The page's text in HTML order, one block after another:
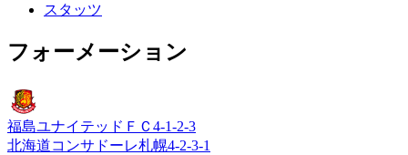
スタッツ
フォーメーション
福島ユナイテッドＦＣ 4-1-2-3
北海道コンサドーレ札幌4-2-3-1